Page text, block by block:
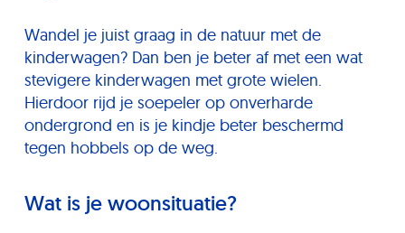
Wandel je juist graag in de natuur met de
kinderwagen? Dan ben je beter af met een wat
stevigere kinderwagen met grote wielen.
Hierdoor rijd je soepeler op onverharde
ondergrond en is je kindje beter beschermd
tegen hobbels op de weg.
Wat is je woonsituatie?